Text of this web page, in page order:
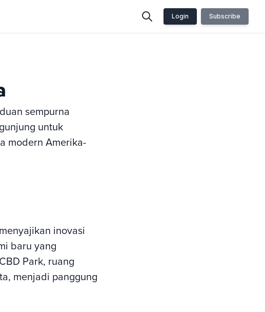
Login Subscribe
sempurna
untuk
modern Amerika-
inovasi
baru yang
Park, ruang
menjadi panggung